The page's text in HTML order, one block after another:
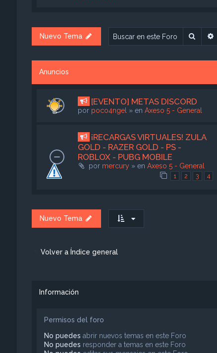
Nuevo Tema Buscar
Anuncios
[EVENTO] METAS DISCORD
por poco4ngel » en Axeso 5 - General
¡RECARGAS VIRTUALES! ZULA
GOLD - RAZER GOLD - PS -
ROBLOX - PUBG MOBILE
por mercury » en Axeso 5 - General
1 2 3 4
Nuevo Tema
Volver a Índice general
Información
Permisos del foro
No puedes abrir nuevos temas en este Foro
No puedes responder a temas en este Foro